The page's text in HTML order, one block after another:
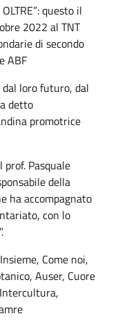
questo il
2022 al TNT
di secondo
ABF
dal loro futuro, dal
detto
promotrice
Pasquale
della
ha accompagnato
con lo
Come noi,
Auser, Cuore